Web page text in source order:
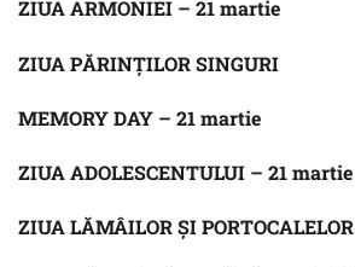
ZIUA ARMONIEI – 21 martie
ZIUA PĂRINȚILOR SINGURI
MEMORY DAY – 21 martie
ZIUA ADOLESCENTULUI – 21 martie
ZIUA LĂMÂILOR ȘI PORTOCALELOR